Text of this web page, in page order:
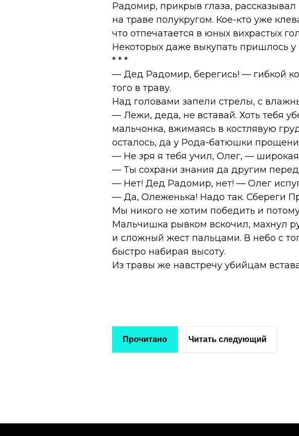
Радомир, прикрыв глаза,
на траве полукругом. Кое-кто уже
что отпечатается в юных вихрастых
Некоторых даже выкупать пришлось у
* * *
— Дед Радомир, берегись! — гибкой
того в траву.
Над головами запели стрелы, с
— Лежи, деда, не вставай. Хоть тебя
мальчонка, вжимаясь в костлявую
осталось, да у Рода-батюшки
— Не зря я тебя учил, Олег, —
— Ты сохрани знания да другим
— Нет! Дед Радомир, нет! — Олег
— Да, Олеженька! Надо так. Сбереги
Мы никого не хотим победить и
Мальчишка рывком вскочил, махнул
и сложный жест пальцами. В небо с
быстро набирая высоту.
Из травы же навстречу убийцам
Прочитано Читать следующий